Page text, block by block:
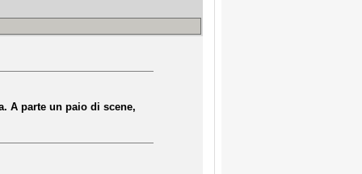
A parte un paio di scene,